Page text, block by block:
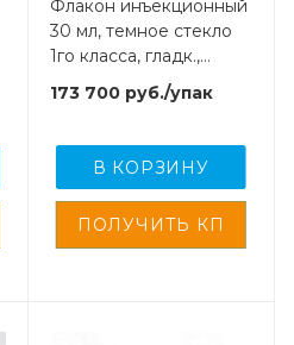
Флакон инъекционный
30 мл, темное стекло
1го класса, гладк.,
горло G20, 4000 шт/
кор.
173 700руб./упак
В КОРЗИНУ